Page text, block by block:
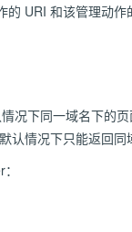
URI 和该管理动作
况下同一域名下的
情况下只能返回同